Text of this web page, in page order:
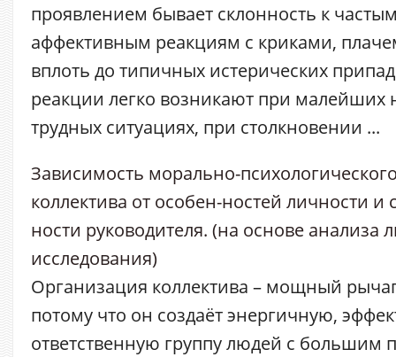
проявлением бывает склонность к
аффективным реакциям с криками,
вплоть до типичных истерических
реакции легко возникают при малейших
трудных ситуациях, при столкновении ...
Зависимость морально-
коллектива от особен-ностей личности и
ности руководителя. (на основе анализа
исследования)
Организация коллектива – мощный
потому что он создаёт энергичную,
ответственную группу людей с большим